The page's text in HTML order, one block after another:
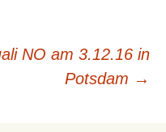
NO am 3.12.16 in
Potsdam →